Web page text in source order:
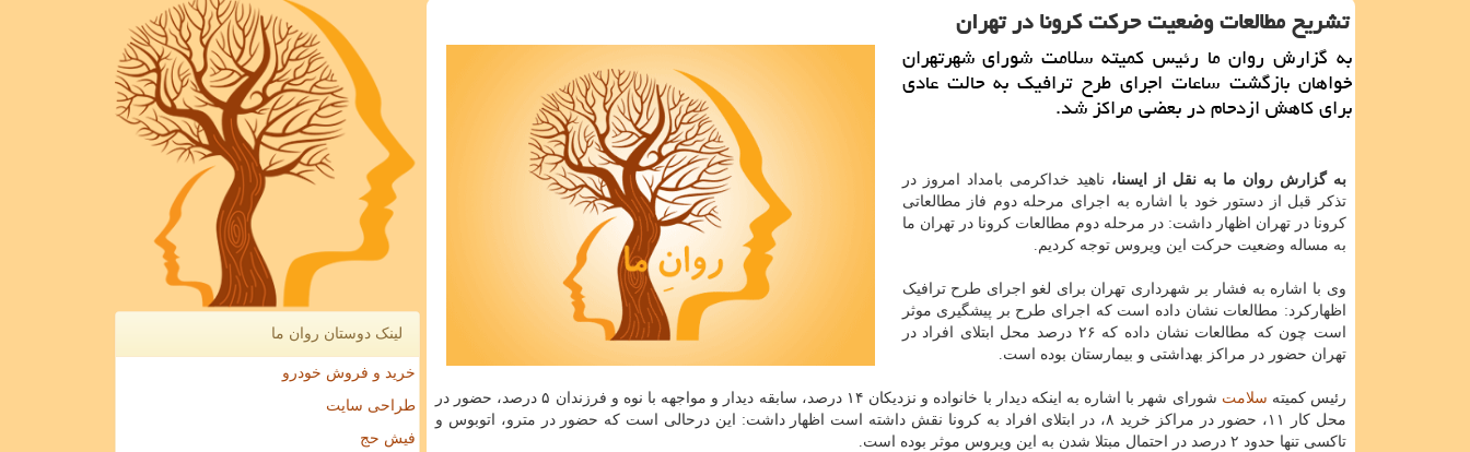
تشریح مطالعات وضعیت حركت كرونا در تهران
به گزارش روان ما رئیس كمیته سلامت شورای شهرتهران
خواهان بازگشت ساعات اجرای طرح ترافیك به حالت عادی
برای كاهش ازدحام در بعضی مراكز شد.
به گزارش روان ما به نقل از ایسنا، ناهید خداکرمی بامداد امروز در
تذکر قبل از دستور خود با اشاره به اجرای مرحله دوم فاز مطالعاتی
کرونا در تهران اظهار داشت: در مرحله دوم مطالعات کرونا در تهران ما
به مساله وضعیت حرکت این ویروس توجه کردیم.
وی با اشاره به فشار بر شهرداری تهران برای لغو اجرای طرح ترافیک
اظهارکرد: مطالعات نشان داده است که اجرای طرح بر پیشگیری موثر
است چون که مطالعات نشان داده که ۲۶ درصد محل ابتلای افراد در
تهران حضور در مراکز بهداشتی و بیمارستان بوده است.
رئیس کمیته سلامت
شورای شهر با اشاره به اینکه دیدار با خانواده و نزدیکان ۱۴ درصد، سابقه دیدار و مواجهه با نوه و فرزندان ۵ درصد، حضور در
محل کار ۱۱، حضور در مراکز خرید ۸، در ابتلای افراد به کرونا نقش داشته است اظهار داشت: این درحالی است که حضور در مترو، اتوبوس و
تاکسی تنها حدود ۲ درصد در احتمال مبتلا شدن به این ویروس موثر بوده است.
لینک دوستان روان ما
خرید و فروش خودرو
طراحی سایت
فیش حج